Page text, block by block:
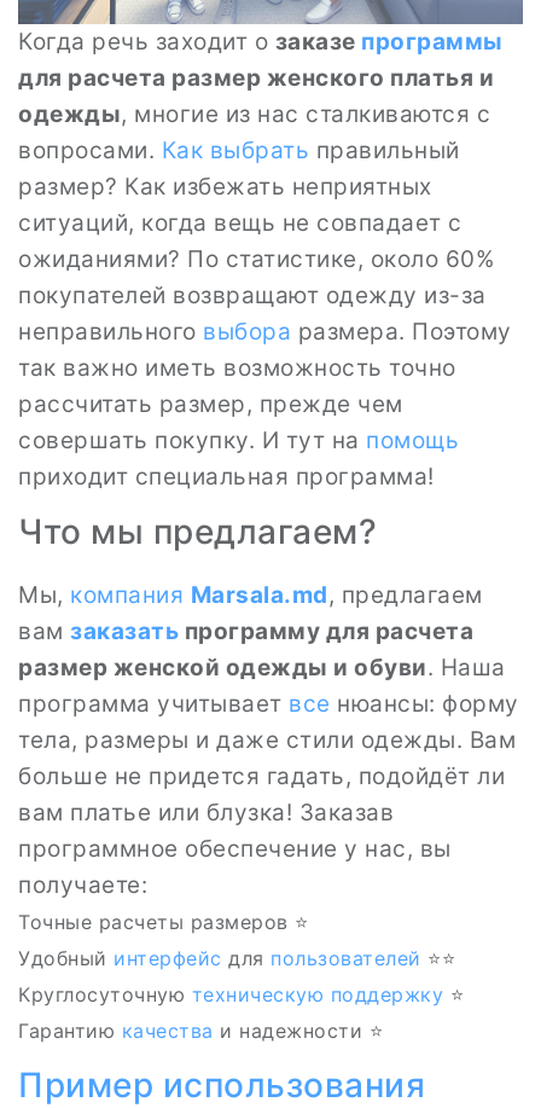
Когда речь заходит о заказе программы
для расчета размер женского платья и
одежды, многие из нас сталкиваются с
вопросами. Как выбрать правильный
размер? Как избежать неприятных
ситуаций, когда вещь не совпадает с
ожиданиями? По статистике, около 60%
покупателей возвращают одежду из-за
неправильного выбора размера. Поэтому
так важно иметь возможность точно
рассчитать размер, прежде чем
совершать покупку. И тут на помощь
приходит специальная программа!
Что мы предлагаем?
Мы, компания Marsala.md, предлагаем
вам заказать программу для расчета
размер женской одежды и обуви. Наша
программа учитывает все нюансы: форму
тела, размеры и даже стили одежды. Вам
больше не придется гадать, подойдёт ли
вам платье или блузка! Заказав
программное обеспечение у нас, вы
получаете:
Точные расчеты размеров ⭐
Удобный интерфейс для пользователей ⭐‍⭐
Круглосуточную техническую поддержку ⭐
Гарантию качества и надежности ⭐
Пример использования